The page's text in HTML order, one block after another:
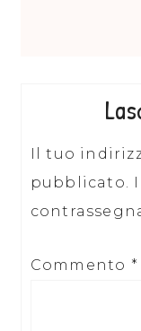
Il tuo
pubblicato.
Commento *